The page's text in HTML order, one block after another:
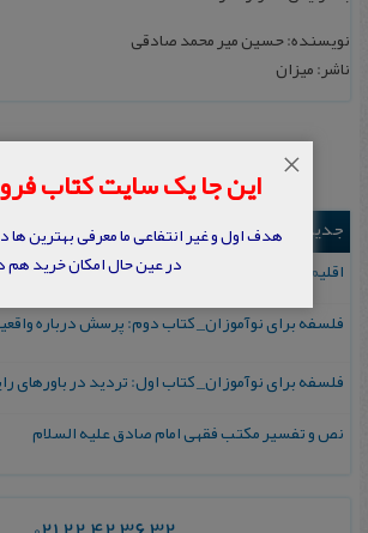
نویسنده: حسین میر م‍ح‍م‍د ص‍ادقی‌
ناشر: میزان‌
جدیدترین ها
اقلیم مورخان؛ مهارت‌های تاریخ ورزی علمی
فلسفه برای نوآموزان_ کتاب دوم: پرسش درباره
فلسفه برای نوآموزان_ کتاب اول: تردید در باورهای
نص و تفسیر مکتب فقهی امام صادق علیه السلام
این جا یک سایت کتاب
هدف اول و غیر انتفاعی ما معرفی بهترین ها
در عین حال امکان خرید هم
×